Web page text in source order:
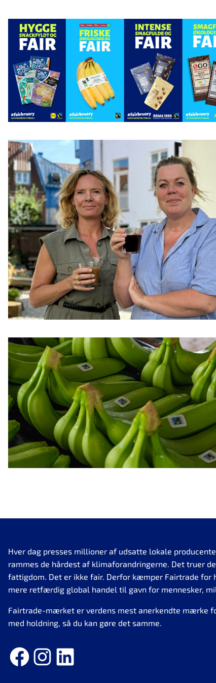
Hver dag presses millioner af udsatte lokale
rammes de hårdest af klimaforandringerne. Det truer
fattigdom. Det er ikke fair. Derfor kæmper Fairtrade for
mere retfærdig global handel til gavn for mennesker,
Fairtrade-mærket er verdens mest anerkendte mærke
med holdning, så du kan gøre det samme.
Facebook Instagram LinkedIn